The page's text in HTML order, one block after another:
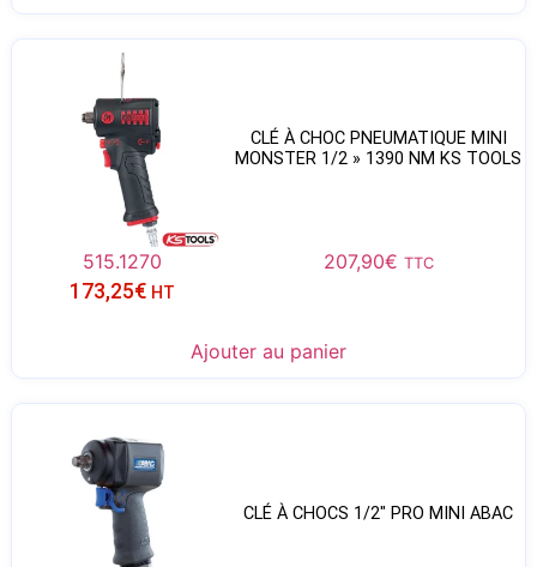
CLÉ À CHOC PNEUMATIQUE MINI
MONSTER 1/2 » 1390 NM KS TOOLS
515.1270 207,90€ TTC
173,25€ HT
Ajouter au panier
CLÉ À CHOCS 1/2″ PRO MINI ABAC